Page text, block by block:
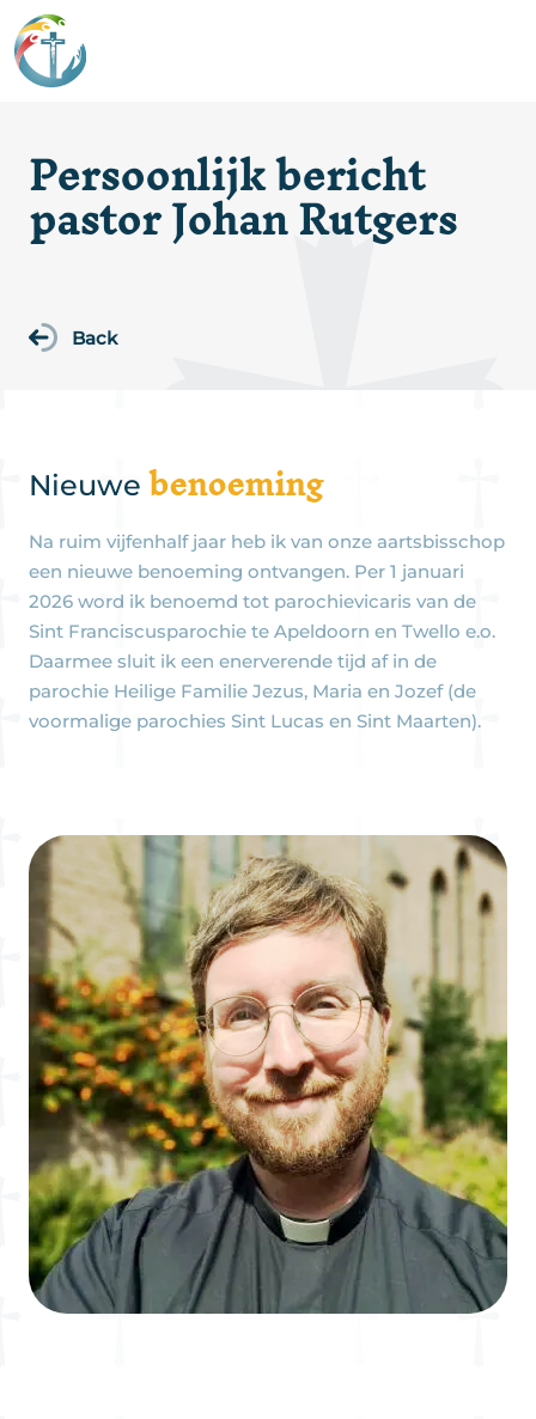
Persoonlijk bericht
pastor Johan Rutgers
Back
Nieuwe benoeming
Na ruim vijfenhalf jaar heb ik van onze aartsbisschop
een nieuwe benoeming ontvangen. Per 1 januari
2026 word ik benoemd tot parochievicaris van de
Sint Franciscusparochie te Apeldoorn en Twello e.o.
Daarmee sluit ik een enerverende tijd af in de
parochie Heilige Familie Jezus, Maria en Jozef (de
voormalige parochies Sint Lucas en Sint Maarten).